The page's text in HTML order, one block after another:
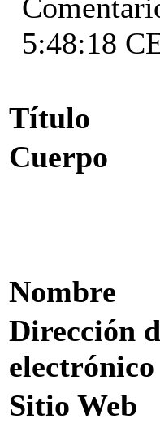
5:48:18
Título
Cuerpo
Nombre
Dirección
electrónico
Sitio Web